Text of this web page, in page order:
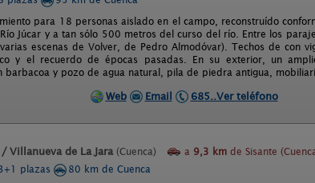
para 18 personas aislado en el campo, reconstruído
Júcar y a tan sólo 500 metros del curso del río. Entre los
escenas de Volver, de Pedro Almodóvar). Techos de con
y el recuerdo de épocas pasadas. En su exterior, un
barbacoa y pozo de agua natural, pila de piedra antigua,
Web
Email 685..Ver teléfono
Villanueva de La Jara (Cuenca) a 9,3 km de Sisante
plazas
80 km de Cuenca